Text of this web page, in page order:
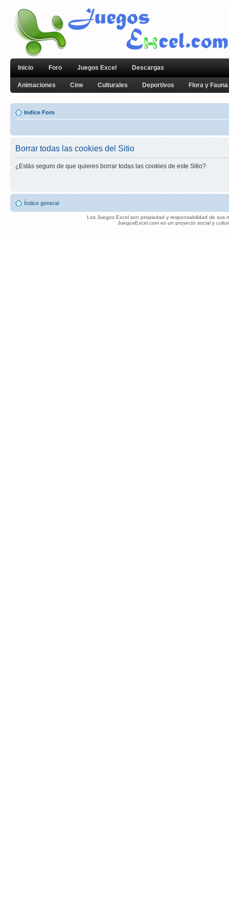
Inicio Foro Juegos Excel Descargas
Animaciones Cine Culturales Deportivos Flora y Fauna
Indice Foro
Borrar todas las cookies del Sitio
¿Estás seguro de que quieres borrar todas las cookies de este Sitio?
Índice general
Los Juegos Excel son propiedad y responsabilidad de sus
JuegosExcel.com es un proyecto social y